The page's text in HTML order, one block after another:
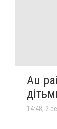
Au
14:48, 2